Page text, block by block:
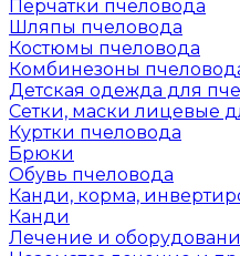
Перчатки пчеловода
Шляпы пчеловода
Костюмы пчеловода
Комбинезоны
Детская одежда для
Сетки, маски лицевые
Куртки пчеловода
Брюки
Обувь пчеловода
Канди, корма,
Канди
Лечение и